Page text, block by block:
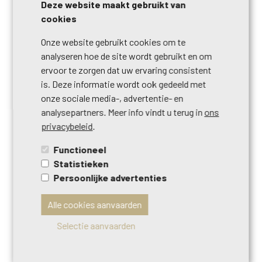
€ 349.000
Huis
Deze website maakt gebruikt van
cookies
Onze website gebruikt cookies om te
analyseren hoe de site wordt gebruikt en om
ervoor te zorgen dat uw ervaring consistent
is. Deze informatie wordt ook gedeeld met
onze sociale media-, advertentie- en
analysepartners. Meer info vindt u terug in ons
privacybeleid
Functioneel
Statistieken
Persoonlijke advertenties
Alle cookies aanvaarden
Selectie aanvaarden